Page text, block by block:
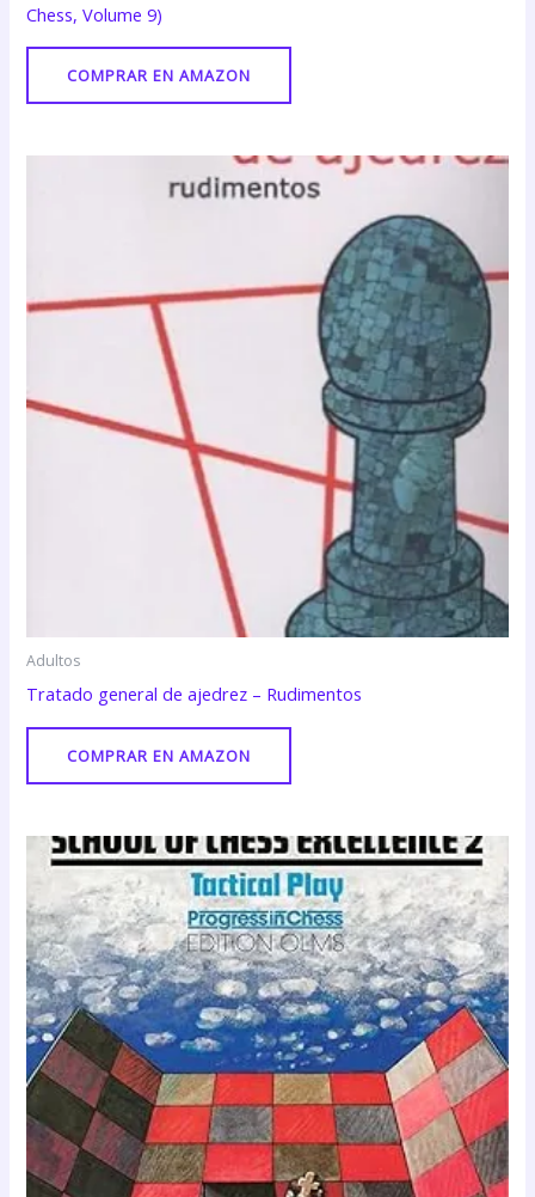
Chess, Volume 9)
COMPRAR EN AMAZON
Adultos
Tratado general de ajedrez – Rudimentos
COMPRAR EN AMAZON